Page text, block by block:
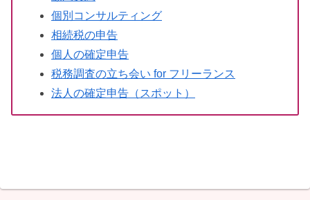
個別コンサルティング
相続税の申告
個人の確定申告
税務調査の立ち会い for フリーランス
法人の確定申告（スポット）